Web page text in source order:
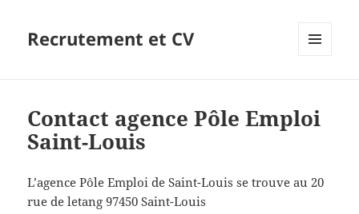
Recrutement et CV
Contact agence Pôle Emploi
Saint-Louis
L’agence Pôle Emploi de Saint-Louis se trouve au 20
rue de letang 97450 Saint-Louis